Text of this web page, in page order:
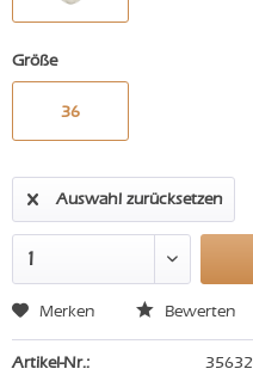
Größe
36
Auswahl zurücksetzen
Merken Bewerten
Artikel-Nr.: